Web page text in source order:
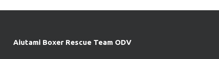
Aiutami Boxer Rescue Team ODV